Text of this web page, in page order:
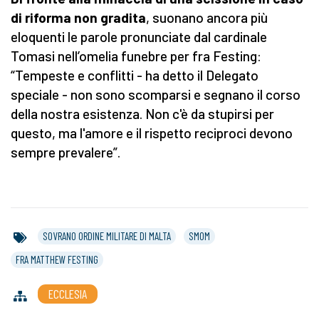
di riforma non gradita, suonano ancora più
eloquenti le parole pronunciate dal cardinale
Tomasi nell’omelia funebre per fra Festing:
“Tempeste e conflitti - ha detto il Delegato
speciale - non sono scomparsi e segnano il corso
della nostra esistenza. Non c'è da stupirsi per
questo, ma l'amore e il rispetto reciproci devono
sempre prevalere”.
SOVRANO ORDINE MILITARE DI MALTA
SMOM
FRA MATTHEW FESTING
ECCLESIA